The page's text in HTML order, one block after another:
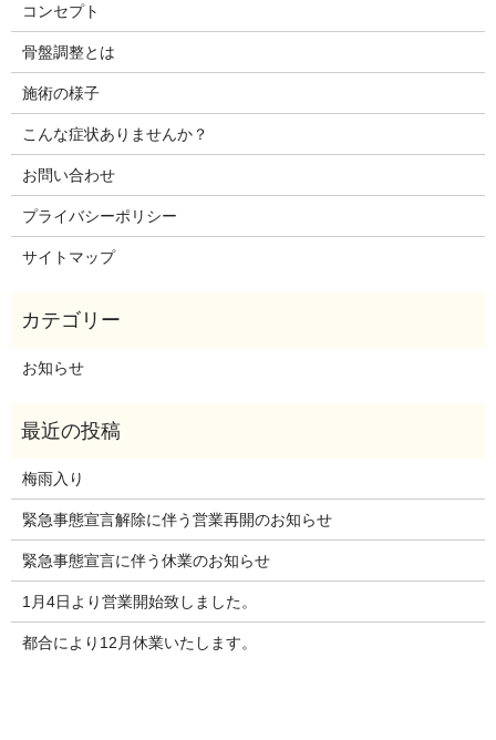
コンセプト
骨盤調整とは
施術の様子
こんな症状ありませんか？
お問い合わせ
プライバシーポリシー
サイトマップ
お知らせ
梅雨入り
緊急事態宣言解除に伴う営業再開のお知らせ
緊急事態宣言に伴う休業のお知らせ
1月4日より営業開始致しました。
都合により12月休業いたします。